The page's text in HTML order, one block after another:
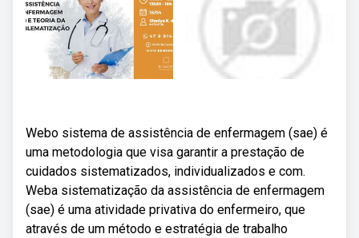
Webo sistema de assistência de enfermagem (sae) é
uma metodologia que visa garantir a prestação de
cuidados sistematizados, individualizados e com.
Weba sistematização da assistência de enfermagem
(sae) é uma atividade privativa do enfermeiro, que
através de um método e estratégia de trabalho